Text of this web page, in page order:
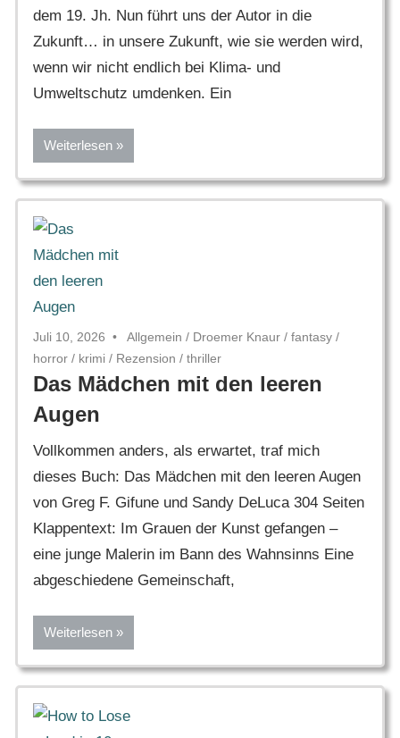
dem 19. Jh. Nun führt uns der Autor in die
Zukunft… in unsere Zukunft, wie sie werden wird,
wenn wir nicht endlich bei Klima- und
Umweltschutz umdenken. Ein
Weiterlesen
Juli 10, 2026 Allgemein / Droemer Knaur / fantasy /
horror / krimi / Rezension / thriller
Das Mädchen mit den leeren
Augen
Vollkommen anders, als erwartet, traf mich
dieses Buch: Das Mädchen mit den leeren Augen
von Greg F. Gifune und Sandy DeLuca 304 Seiten
Klappentext: Im Grauen der Kunst gefangen –
eine junge Malerin im Bann des Wahnsinns Eine
abgeschiedene Gemeinschaft,
Weiterlesen